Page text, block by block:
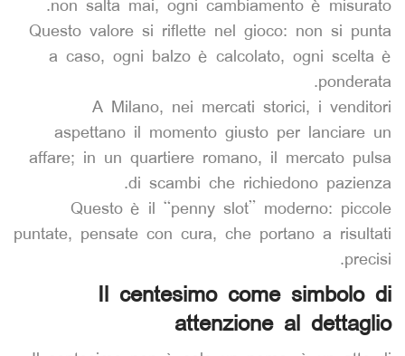
non salta mai, ogni cambiamento è misurato.
Questo valore si riflette nel gioco: non si punta
a caso, ogni balzo è calcolato, ogni scelta è
ponderata.
A Milano, nei mercati storici, i venditori
aspettano il momento giusto per lanciare un
affare; in un quartiere romano, il mercato pulsa
di scambi che richiedono pazienza.
Questo è il “penny slot” moderno: piccole
puntate, pensate con cura, che portano a risultati
precisi.
Il centesimo come simbolo di
attenzione al dettaglio